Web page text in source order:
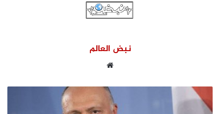
نبض العالم